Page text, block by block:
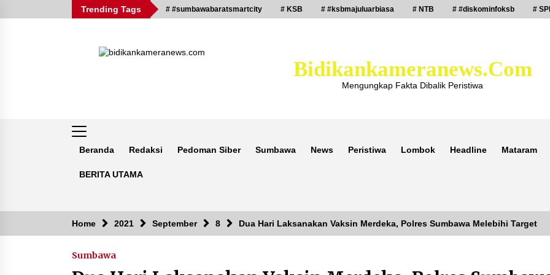
to
Trending Tags # #sumbawabaratsmartcity # KSB # #ksbmajuluarbiasa # NTB # #diskominfoksb #
Bidikankameranews.com
Mengungkap Fakta Dibalik Peristiwa
Beranda Redaksi Pedoman Siber Sumbawa News Peristiwa Lombok Headline Mataram
BERITA UTAMA
Breaking News
Kejaksaan KSB Mulai Lidik Mafia
Tanah Desa Sekongkang Bawah
Sepayung Kec. Plampang, Polres
Home 2021 September 8 Dua Hari Laksanakan Vaksin Merdeka, Polres Sumbawa Melebihi Target
Sumbawa